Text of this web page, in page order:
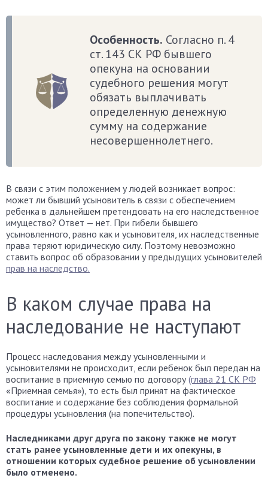
Особенность. Согласно п. 4
ст. 143 СК РФ бывшего
опекуна на основании
судебного решения могут
обязать выплачивать
определенную денежную
сумму на содержание
несовершеннолетнего.
В связи с этим положением у людей возникает вопрос:
может ли бывший усыновитель в связи с обеспечением
ребенка в дальнейшем претендовать на его наследственное
имущество? Ответ — нет. При гибели бывшего
усыновленного, равно как и усыновителя, их наследственные
права теряют юридическую силу. Поэтому невозможно
ставить вопрос об образовании у предыдущих усыновителей
прав на наследство.
В каком случае права на
наследование не наступают
Процесс наследования между усыновленными и
усыновителями не происходит, если ребенок был передан на
воспитание в приемную семью по договору(глава 21 СК РФ
«Приемная семья»), то есть был принят на фактическое
воспитание и содержание без соблюдения формальной
процедуры усыновления (на попечительство).
Наследниками друг друга по закону также не могут
стать ранее усыновленные дети и их опекуны, в
отношении которых судебное решение об усыновлении
было отменено.